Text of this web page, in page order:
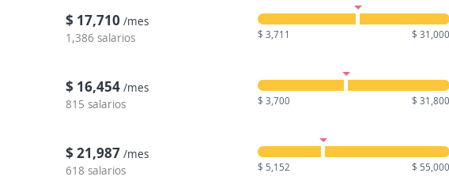
$ 17,710 /mes
1,386 salarios
$ 3,711 $ 31,000
$ 16,454 /mes
815 salarios
$ 3,700 $ 31,800
$ 21,987 /mes
618 salarios
$ 5,152 $ 55,000